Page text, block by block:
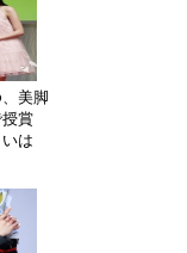
美脚
賞
は